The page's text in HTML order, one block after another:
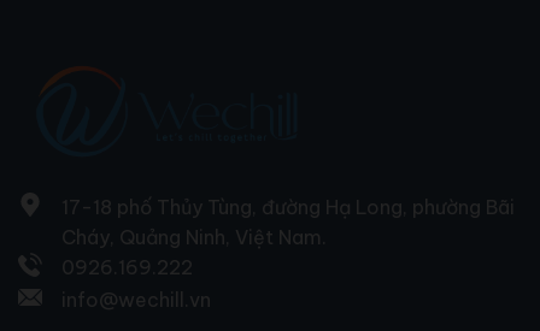
17-18 phố Thủy Tùng, đường Hạ Long, phường Bãi
Cháy, Quảng Ninh, Việt Nam.
0926.169.222
info@wechill.vn